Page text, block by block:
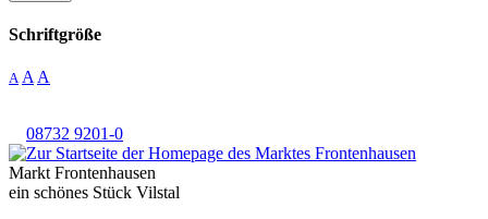
Schriftgröße
A A A
08732 9201-0
Markt Frontenhausen
ein schönes Stück Vilstal